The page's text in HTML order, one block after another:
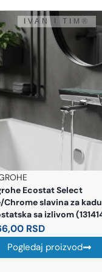
SRBIJA
slavina za lavabo sa
za veš mašinu
RSD
Pogledaj proizvod